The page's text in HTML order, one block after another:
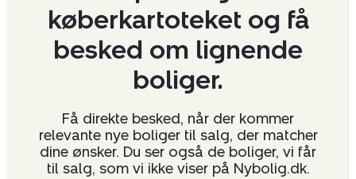
køberkartoteket og få
besked om lignende
boliger.
Få direkte besked, når der kommer
relevante nye boliger til salg, der matcher
dine ønsker. Du ser også de boliger, vi får
til salg, som vi ikke viser på Nybolig.dk.